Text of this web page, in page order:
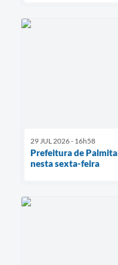
29 JUL 2026 - 16h58
Prefeitura de
nesta sexta-feira